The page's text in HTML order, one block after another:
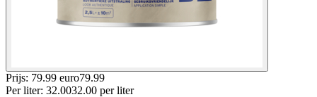
Prijs: 79.99 euro79.99
Per liter: 32.0032.00 per liter